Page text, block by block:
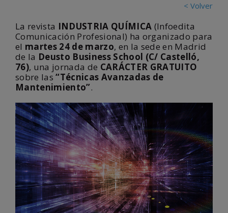
< Volver
La revista INDUSTRIA QUÍMICA (Infoedita
Comunicación Profesional) ha organizado para
el martes 24 de marzo, en la sede en Madrid
de la Deusto Business School (C/ Castelló,
76), una jornada de CARÁCTER GRATUITO
sobre las“Técnicas Avanzadas de
Mantenimiento”.